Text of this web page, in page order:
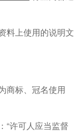
料上使用的说明文
商标、冠名使用
“许可人应当监督